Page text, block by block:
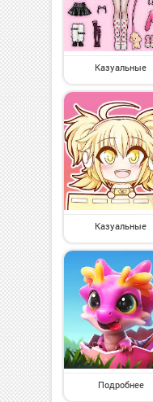
Казуальные
Казуальные
Подробнее